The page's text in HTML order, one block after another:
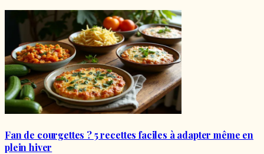
Fan de courgettes ? 5 recettes faciles à adapter même en
plein hiver